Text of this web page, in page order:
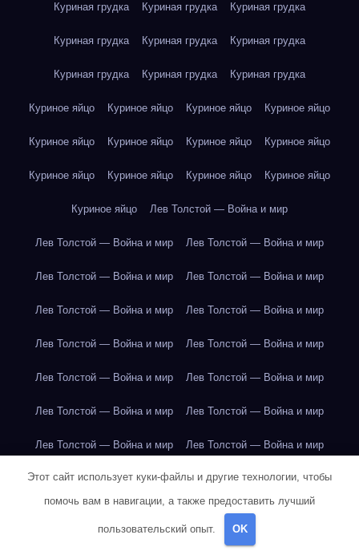
Куриная грудка Куриная грудка Куриная грудка
Куриная грудка Куриная грудка Куриная грудка
Куриная грудка Куриная грудка Куриная грудка
Куриное яйцо Куриное яйцо Куриное яйцо Куриное яйцо
Куриное яйцо Куриное яйцо Куриное яйцо Куриное яйцо
Куриное яйцо Куриное яйцо Куриное яйцо Куриное яйцо
Куриное яйцо Лев Толстой — Война и мир
Лев Толстой — Война и мир Лев Толстой — Война и мир
Лев Толстой — Война и мир Лев Толстой — Война и мир
Лев Толстой — Война и мир Лев Толстой — Война и мир
Лев Толстой — Война и мир Лев Толстой — Война и мир
Лев Толстой — Война и мир Лев Толстой — Война и мир
Лев Толстой — Война и мир Лев Толстой — Война и мир
Лев Толстой — Война и мир Лев Толстой — Война и мир
Лондон Лондон Лондон Лондон Лондон Лондон
Лондон
Лондон Лос-Анджелес
Этот сайт использует куки-файлы и другие технологии, чтобы
помочь вам в навигации, а также предоставить лучший
пользовательский опыт. OK